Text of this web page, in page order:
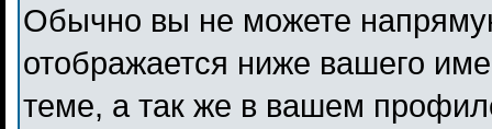
Обычно вы не можете
отображается ниже вашего
теме, а так же в вашем